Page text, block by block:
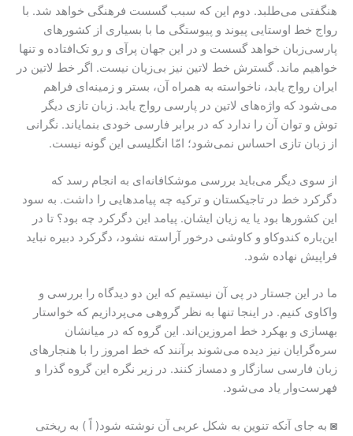
هنگفتی می‌طلبد. دوم این که سبب گسست فرهنگی خواهد شد. با
رواج خط اوستایی پیوند و پیوستگی‌ ما با بسیاری از کشورهای
پارسی‌زبان خواهد گسست و در این جهان پرآی و رو تک‌افتاده و تنها
خواهیم ماند. گسترش خط لاتین نیز بی‌زیان نیست. اگر خط لاتین در
ایران رواج یابد، ناخواسته به همراه آن، بستر و زمینه‌ای فراهم
می‌شود که واژه‌های لاتین در پارسی رواج یابد. زبان تازی دیگر
توش و توان آن را ندارد که در برابر فارسی خودی بنمایاند. نگرانی
از زبان تازی احساس نمی‌شود؛ امّا انگلیسی این گونه نیست.
از سوی دیگر می‌باید بررسی موشکافانه‌ای به انجام رسد که
دگرکرد خط در تاجیکستان و ترکیه چه پیامدهایی را داشت. به سود
این کشورها بود یا یه زیان ایشان. پیامد این دگرکرد چه بود؟ تا در
این‌باره کندوکاو و کاوشی درخور آراسته نشود، دگرکرد دبیره نباید
فراپیش نهاده شود.
ما در این جستار در پی آن نیستیم که این دو دیدگاه را بررسی و
واکاوی کنیم. در اینجا تنها به نظر گروهی می‌پردازیم که خواستار
بهسازی و بهکرد خط امروزین‌اند. این گروه‌ که در میانشان
سره‌گرایان نیز دیده می‌شوند برآنند که خط امروز را با هنجارهای
زبان فارسی سازگار و دمساز کنند. در زیر نگره این گروه گذرا و
فهرست‌وار یاد می‌شود.
◙ به جای آنکه تنوین به شکل عربی آن نوشته شود( اً ) به ریختی